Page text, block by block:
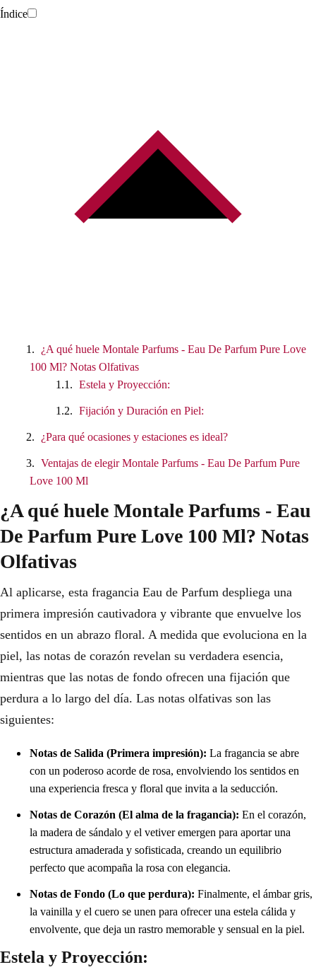
Índice
¿A qué huele Montale Parfums - Eau De Parfum Pure Love
100 Ml? Notas Olfativas
Estela y Proyección:
Fijación y Duración en Piel:
¿Para qué ocasiones y estaciones es ideal?
Ventajas de elegir Montale Parfums - Eau De Parfum Pure
Love 100 Ml
¿A qué huele Montale Parfums - Eau
De Parfum Pure Love 100 Ml? Notas
Olfativas
Al aplicarse, esta fragancia Eau de Parfum despliega una
primera impresión cautivadora y vibrante que envuelve los
sentidos en un abrazo floral. A medida que evoluciona en la
piel, las notas de corazón revelan su verdadera esencia,
mientras que las notas de fondo ofrecen una fijación que
perdura a lo largo del día. Las notas olfativas son las
siguientes:
Notas de Salida (Primera impresión): La fragancia se abre
con un poderoso acorde de rosa, envolviendo los sentidos en
una experiencia fresca y floral que invita a la seducción.
Notas de Corazón (El alma de la fragancia): En el corazón,
la madera de sándalo y el vetiver emergen para aportar una
estructura amaderada y sofisticada, creando un equilibrio
perfecto que acompaña la rosa con elegancia.
Notas de Fondo (Lo que perdura): Finalmente, el ámbar gris,
la vainilla y el cuero se unen para ofrecer una estela cálida y
envolvente, que deja un rastro memorable y sensual en la piel.
Estela y Proyección: